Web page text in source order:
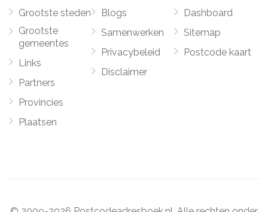
Grootste steden
Grootste
gemeentes
Links
Partners
Provincies
Plaatsen
Blogs
Samenwerken
Privacybeleid
Disclaimer
Dashboard
Sitemap
Postcode kaart